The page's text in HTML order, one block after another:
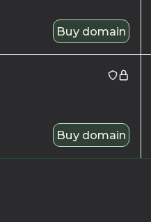
Buy domain
Buy domain